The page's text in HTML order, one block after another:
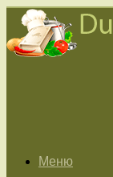
Меню